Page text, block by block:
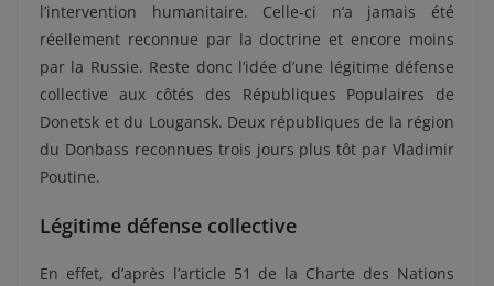
l’intervention humanitaire. Celle-ci n’a jamais été
réellement reconnue par la doctrine et encore moins
par la Russie. Reste donc l’idée d’une légitime défense
collective aux côtés des Républiques Populaires de
Donetsk et du Lougansk. Deux républiques de la région
du Donbass reconnues trois jours plus tôt par Vladimir
Poutine.
Légitime défense collective
En effet, d’après l’article 51 de la Charte des Nations